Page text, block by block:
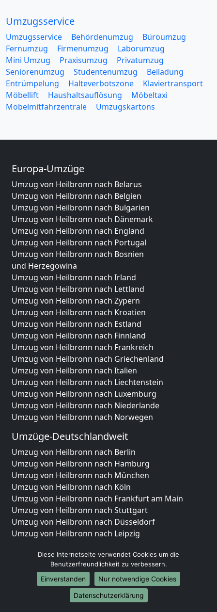
Umzugsservice
Umzugsservice Behördenumzug
Büroumzug
Fernumzug
Firmenumzug
Laborumzug
Mini Umzug
Praxisumzug
Privatumzug
Seniorenumzug
Studentenumzug
Beiladung
Entrümpelung
Halteverbotszone
Klaviertransport
Möbellift
Haushaltsauflösung
Möbeltaxi
Möbelmitfahrzentrale
Umzugskartons
Europa-Umzüge
Umzug von Heilbronn nach Belarus
Umzug von Heilbronn nach Belgien
Umzug von Heilbronn nach Bulgarien
Umzug von Heilbronn nach Dänemark
Umzug von Heilbronn nach England
Umzug von Heilbronn nach Portugal
Umzug von Heilbronn nach Bosnien
und Herzegowina
Umzug von Heilbronn nach Irland
Umzug von Heilbronn nach Lettland
Umzug von Heilbronn nach Zypern
Umzug von Heilbronn nach Kroatien
Umzug von Heilbronn nach Estland
Umzug von Heilbronn nach Finnland
Umzug von Heilbronn nach Frankreich
Umzug von Heilbronn nach Griechenland
Umzug von Heilbronn nach Italien
Umzug von Heilbronn nach Liechtenstein
Umzug von Heilbronn nach Luxemburg
Umzug von Heilbronn nach Niederlande
Umzug von Heilbronn nach Norwegen
Umzüge-Deutschlandweit
Umzug von Heilbronn nach Berlin
Umzug von Heilbronn nach Hamburg
Umzug von Heilbronn nach München
Umzug von Heilbronn nach Köln
Umzug von Heilbronn nach Frankfurt am Main
Umzug von Heilbronn nach Stuttgart
Umzug von Heilbronn nach Düsseldorf
Umzug von Heilbronn nach Leipzig
Umzug von Heilbronn nach Essen
Umzug von Heilbronn nach Bremen
Umzug von Heilbronn nach Dresden
Umzug von Heilbronn nach Hannover
Umzug von Heilbronn nach Nürnberg
Diese Internetseite verwendet Cookies um die
Benutzerfreundlichkeit zu verbessern.
Einverstanden
Nur notwendige Cookies
Datenschutzerklärung